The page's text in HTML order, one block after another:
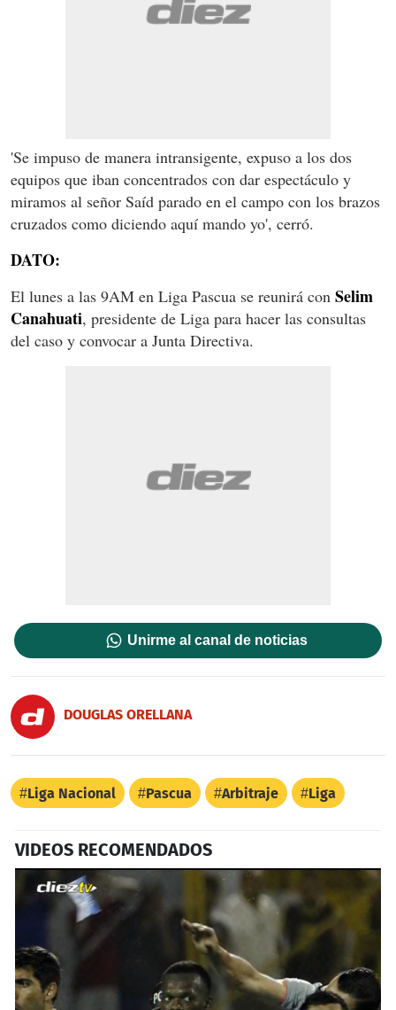
'Se impuso de manera intransigente, expuso a los dos
equipos que iban concentrados con dar espectáculo y
miramos al señor Saíd parado en el campo con los brazos
cruzados como diciendo aquí mando yo', cerró.
DATO:
El lunes a las 9AM en Liga Pascua se reunirá con Selim
Canahuati, presidente de Liga para hacer las consultas
del caso y convocar a Junta Directiva.
Unirme al canal de noticias
DOUGLAS ORELLANA
Liga Nacional Pascua Arbitraje Liga
VIDEOS RECOMENDADOS